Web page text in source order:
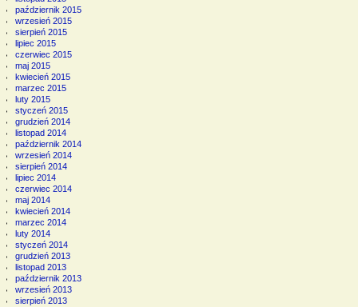
październik 2015
wrzesień 2015
sierpień 2015
lipiec 2015
czerwiec 2015
maj 2015
kwiecień 2015
marzec 2015
luty 2015
styczeń 2015
grudzień 2014
listopad 2014
październik 2014
wrzesień 2014
sierpień 2014
lipiec 2014
czerwiec 2014
maj 2014
kwiecień 2014
marzec 2014
luty 2014
styczeń 2014
grudzień 2013
listopad 2013
październik 2013
wrzesień 2013
sierpień 2013